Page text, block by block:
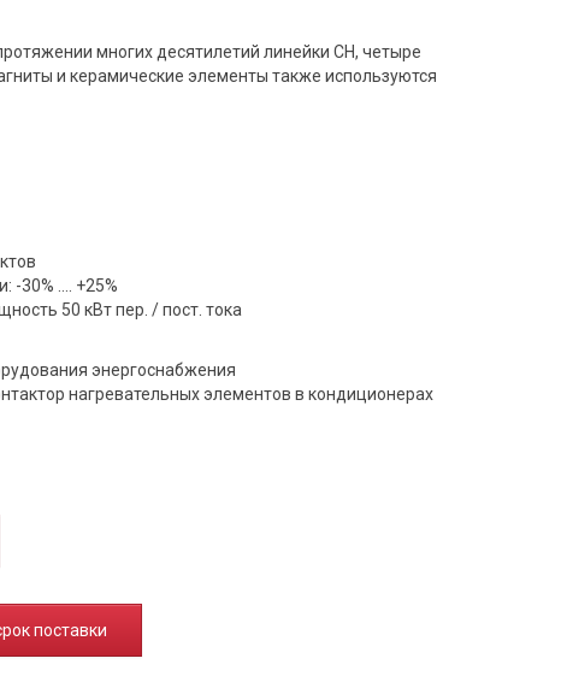
многих десятилетий линейки CH, четыре
и керамические элементы также используются
-30% .... +25%
50 кВт пер. / пост. тока
энергоснабжения
нагревательных элементов в кондиционерах
поставки